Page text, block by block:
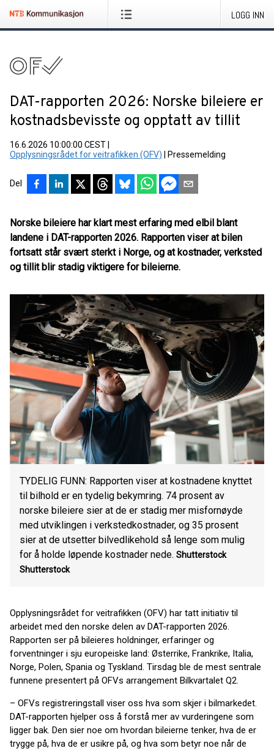
LOGG INN
DAT-rapporten 2026: Norske bileiere er
kostnadsbevisste og opptatt av tillit
16.6.2026 10:00:00 CEST
Opplysningsrådet for veitrafikken (OFV)
Pressemelding
Del
Norske bileiere har klart mest erfaring med elbil blant
landene i DAT-rapporten 2026. Rapporten viser at bilen
fortsatt står svært sterkt i Norge, og at kostnader, verksted
og tillit blir stadig viktigere for bileierne.
TYDELIG FUNN: Rapporten viser at kostnadene knyttet
til bilhold er en tydelig bekymring. 74 prosent av
norske bileiere sier at de er stadig mer misfornøyde
med utviklingen i verkstedkostnader, og 35 prosent
sier at de utsetter bilvedlikehold så lenge som mulig
for å holde løpende kostnader nede. Shutterstock
Shutterstock
Opplysningsrådet for veitrafikken (OFV) har tatt initiativ til
arbeidet med den norske delen av DAT-rapporten 2026.
Rapporten ser på bileieres holdninger, erfaringer og
forventninger i sju europeiske land: Østerrike, Frankrike, Italia,
Norge, Polen, Spania og Tyskland. Tirsdag ble de mest sentrale
funnene presentert på OFVs arrangement Bilkvartalet Q2.
– OFVs registreringstall viser oss hva som skjer i bilmarkedet.
DAT-rapporten hjelper oss å forstå mer av vurderingene som
ligger bak. Den sier noe om hvordan bileierne tenker, hva de er
trygge på, hva de er usikre på, og hva som betyr noe når de